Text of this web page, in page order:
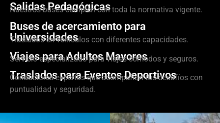
Salidas Pedagógicas
Nuestros buses cumplen con toda la normativa vigente.
Buses de acercamiento para
Universidades
Traslados en vehículos con diferentes capacidades.
Viajes para Adultos Mayores
Servicio especializado para viajes cómodos y seguros.
Traslados para Eventos Deportivos
Conductores expertos que acompañan tus desafíos con
puntualidad y seguridad.